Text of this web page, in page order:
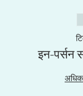
इन-पर्सन
अधिक